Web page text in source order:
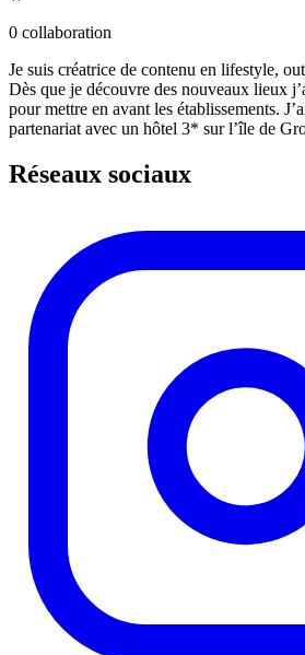
0 collaboration
Je suis créatrice de contenu en lifestyle,
Dès que je découvre des nouveaux lieux
pour mettre en avant les établissements.
partenariat avec un hôtel 3* sur l’île de
Réseaux sociaux